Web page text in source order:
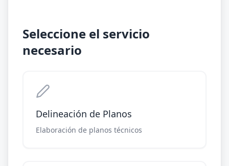
Seleccione el servicio
necesario
Delineación de Planos
Elaboración de planos técnicos